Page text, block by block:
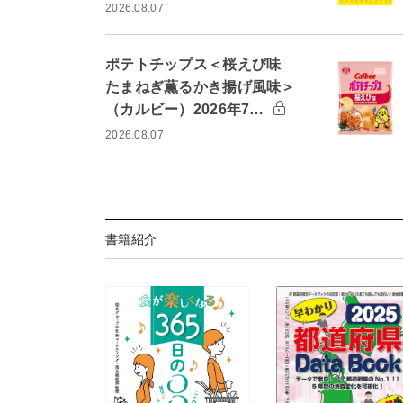
2026.08.07
ポテトチップス＜桜えび味
たまねぎ薫るかき揚げ風味＞
（カルビー）2026年7…
2026.08.07
書籍紹介